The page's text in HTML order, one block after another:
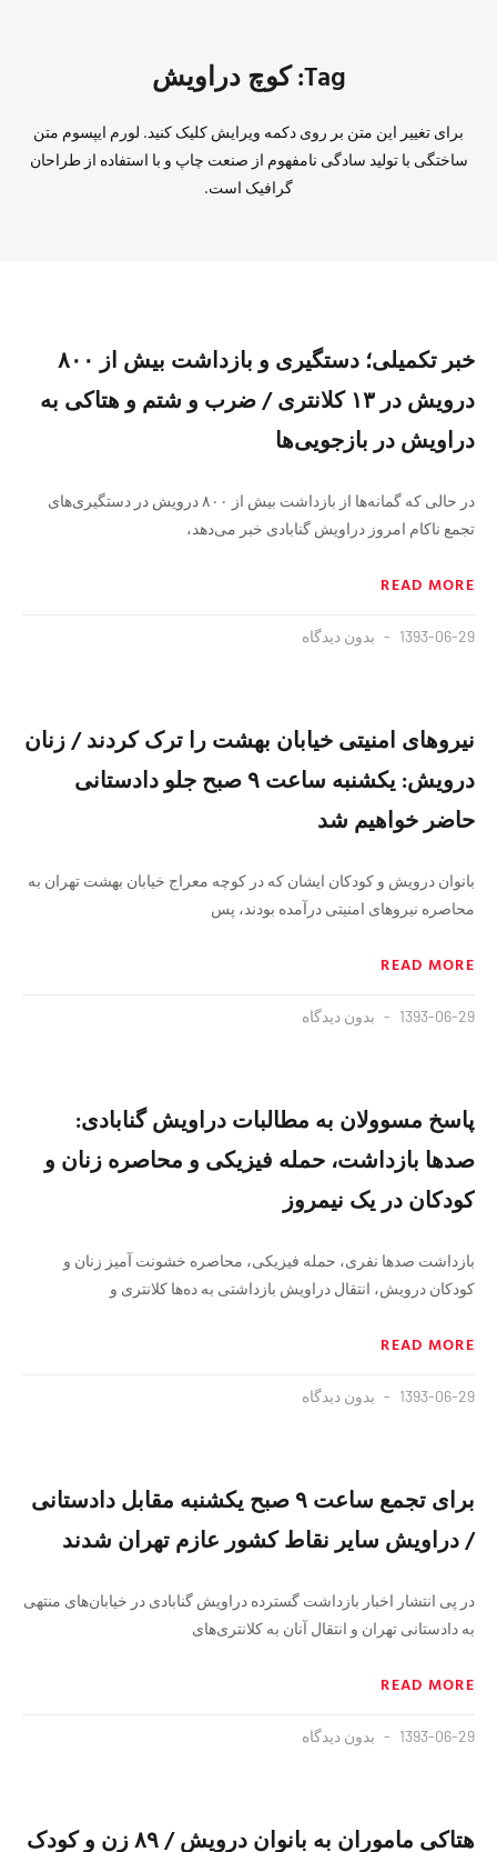
Tag: کوچ دراویش
برای تغییر این متن بر روی دکمه ویرایش کلیک کنید. لورم ایپسوم متن
ساختگی با تولید سادگی نامفهوم از صنعت چاپ و با استفاده از طراحان
گرافیک است.
خبر تکمیلی؛ دستگیری و بازداشت بیش از ۸۰۰
درویش در ۱۳ کلانتری / ضرب و شتم و هتاکی به
دراویش در بازجویی‌ها
در حالی که گمانه‌ها از بازداشت بیش از ۸۰۰ درویش در دستگیری‌های
تجمع ناکام امروز دراویش گنابادی خبر می‌دهد،
READ MORE
1393-06-29 بدون دیدگاه
نیروهای امنیتی خیابان بهشت را ترک کردند / زنان
درویش: یکشنبه ساعت ۹ صبح جلو دادستانی
حاضر خواهیم شد
بانوان درویش و کودکان ایشان که در کوچه معراج خیابان بهشت تهران به
محاصره نیروهای امنیتی درآمده بودند، پس
READ MORE
1393-06-29 بدون دیدگاه
پاسخ مسوولان به مطالبات دراویش گنابادی:
صد‌ها بازداشت، حمله فیزیکی و محاصره زنان و
کودکان در یک نیمروز
بازداشت صد‌ها نفری، حمله فیزیکی، محاصره خشونت آمیز زنان و
کودکان درویش، انتقال دراویش بازداشتی به ده‌ها کلانتری و
READ MORE
1393-06-29 بدون دیدگاه
برای تجمع ساعت ۹ صبح یکشنبه مقابل دادستانی
/ دراویش سایر نقاط کشور عازم تهران شدند
در پی انتشار اخبار بازداشت گسترده دراویش گنابادی در خیابان‌های منتهی
به دادستانی تهران و انتقال آنان به کلانتری‌های
READ MORE
1393-06-29 بدون دیدگاه
هتاکی ماموران به بانوان درویش / ۸۹ زن و کودک